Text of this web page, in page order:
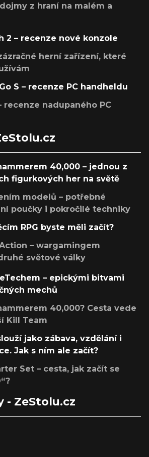
z hraní na malém a
2 – recenze nové konzole
herní zařízení, které
S – recenze PC handheldu
recenze nadupaného PC
40,000 – jednou z
figurkových her na světě
modelů – potřebné
poučky i pokročilé techniky
RPG byste měli začít?
– wargamingem
světové války
– epickými bitvami
mechů
40,000? Cesta vede
Kill Team
jako zábava, vzdělání i
Jak s ním ale začít?
Set – cesta, jak začít se
- ZeStolu.cz